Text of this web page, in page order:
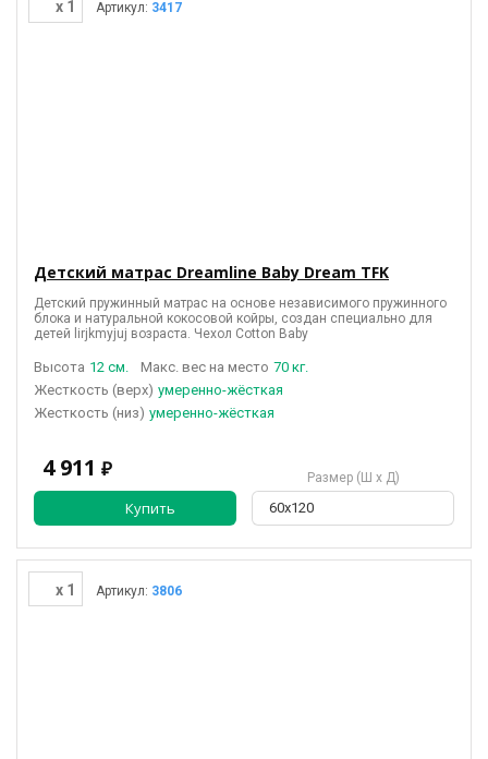
x 1 Артикул: 3417
Детский матрас Dreamline Baby Dream TFK
4 911 ₽ Размер (Ш х Д)
Купить 60х120
Детский пружинный матрас на основе независимого пружинного
блока и натуральной кокосовой койры, создан специально для
детей lirjkmyjuj возраста. Чехол Cotton Baby
Высота 12 см. Макс. вес на место 70 кг.
(верх) умеренно-жёсткая
(низ) умеренно-жёсткая
x 1 Артикул: 3806